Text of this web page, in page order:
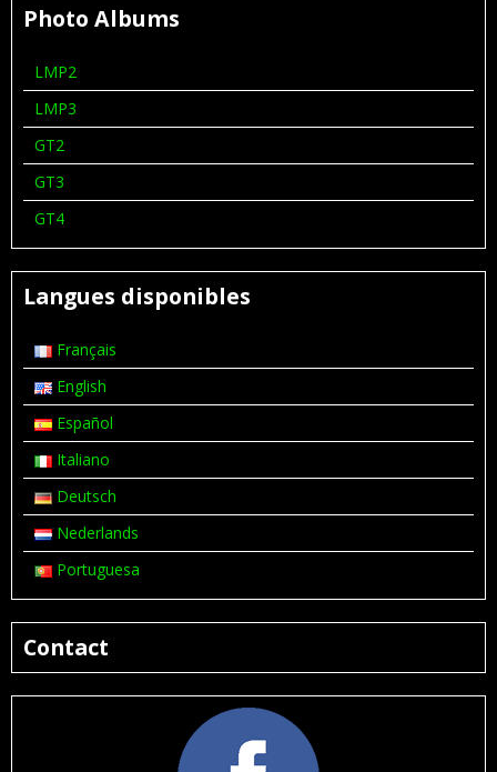
Photo Albums
LMP2
LMP3
GT2
GT3
GT4
Langues disponibles
Français
English
Español
Italiano
Deutsch
Nederlands
Portuguesa
Contact